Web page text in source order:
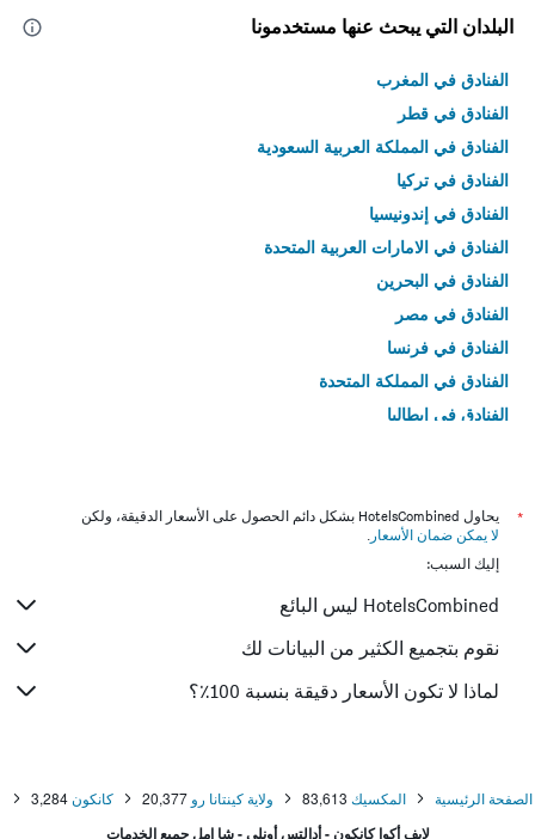
البلدان التي يبحث عنها مستخدمونا
الفنادق في المغرب
الفنادق في قطر
الفنادق في المملكة العربية السعودية
الفنادق في تركيا
الفنادق في إندونيسيا
الفنادق في الامارات العربية المتحدة
الفنادق في البحرين
الفنادق في مصر
الفنادق في فرنسا
الفنادق في المملكة المتحدة
الفنادق في إيطاليا
*
يحاول HotelsCombined بشكل دائم الحصول على الأسعار الدقيقة، ولكن
لا يمكن ضمان الأسعار .
إليك السبب:
HotelsCombined ليس البائع
نقوم بتجميع الكثير من البيانات لك
لماذا لا تكون الأسعار دقيقة بنسبة 100٪؟
الصفحة الرئيسية المكسيك 83,613 ولاية كينتانا رو 20,377 كانكون3,284
لايف أكوا كانكون - أدالتس أونلي - شا امل جميع الخدمات